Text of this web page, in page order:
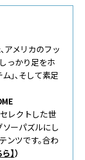
アメリカのフッ
っかり足をホ
」、そして素足
レクトした世
ソーパズルにし
ンツです。合わ
】）